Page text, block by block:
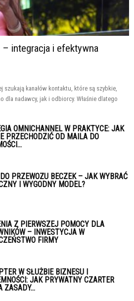
– integracja i efektywna
szukają kanałów kontaktu, które są szybkie,
dla nadawcy, jak i odbiorcy. Właśnie dlatego
OMNICHANNEL W PRAKTYCE: JAK
PRZECHODZIĆ OD MAILA DO
PRZEWOZU BECZEK – JAK WYBRAĆ
I WYGODNY MODEL?
Z PIERWSZEJ POMOCY DLA
– INWESTYCJA W
FIRMY
W SŁUŻBIE BIZNESU I
JAK PRYWATNY CZARTER
ZASADY...